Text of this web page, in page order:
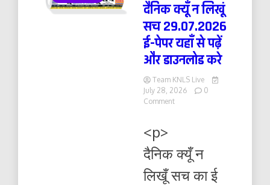
दैनिक क्यूँ न लिखूं
सच 29.07.2026
ई-पेपर यहाँ से पढ़ें
और डाउनलोड करे
Team KNLS Live
July 28, 2026
0
Commenton
सच
29.07.2026
ई-
<p>
दैनिक क्यूँ न
लिखूँ सच का ई